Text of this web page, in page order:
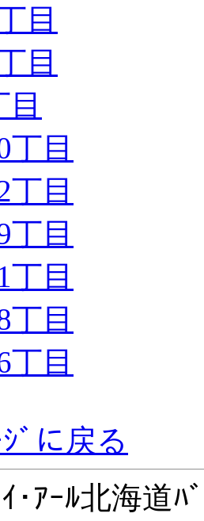
目
目
丁目
丁目
丁目
丁目
丁目
丁目
ﾞに戻る
･ｱｰﾙ北海道